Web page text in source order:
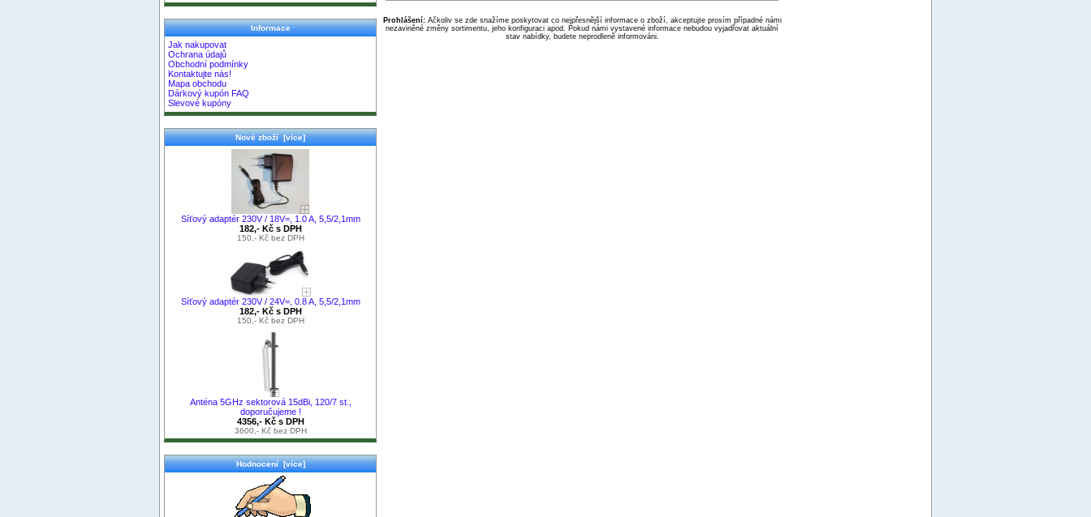
Informace
Jak nakupovat
Ochrana údajů
Obchodní podmínky
Kontaktujte nás!
Mapa obchodu
Dárkový kupón FAQ
Slevové kupóny
Nové zboží [více]
Síťový adaptér 230V / 18V=, 1.0 A, 5,5/2,1mm
182,- Kč s DPH
150,- Kč bez DPH
Síťový adaptér 230V / 24V=, 0.8 A, 5,5/2,1mm
182,- Kč s DPH
150,- Kč bez DPH
Anténa 5GHz sektorová 15dBi, 120/7 st.,
doporučujeme !
4356,- Kč s DPH
3600,- Kč bez DPH
Hodnocení [více]
Prohlášení:Ačkoliv se zde snažíme poskytovat co nejpřesnější informace o zboží, akceptujte prosím případné námi
nezaviněné změny sortimentu, jeho konfiguraci apod. Pokud námi vystavené informace nebudou vyjadřovat aktuální
stav nabídky, budete neprodleně informováni.